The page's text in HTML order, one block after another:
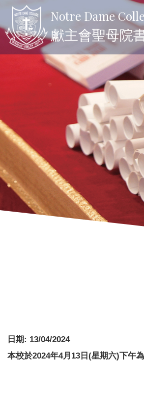
Notre Dame
獻主會聖母院
日期: 13/04/2024
本校於2024年4月13日(星期六)下午